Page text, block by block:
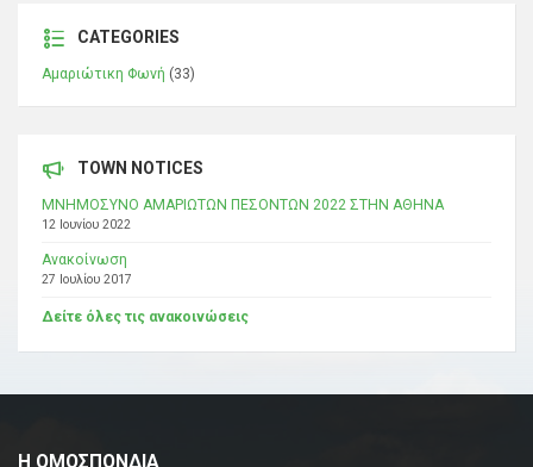
CATEGORIES
Αμαριώτικη Φωνή (33)
TOWN NOTICES
ΜΝΗΜΟΣΥΝΟ ΑΜΑΡΙΩΤΩΝ ΠΕΣΟΝΤΩΝ 2022 ΣΤΗΝ ΑΘΗΝΑ
12 Ιουνίου 2022
Ανακοίνωση
27 Ιουλίου 2017
Δείτε όλες τις ανακοινώσεις
Η ΟΜΟΣΠΟΝΔΙΑ